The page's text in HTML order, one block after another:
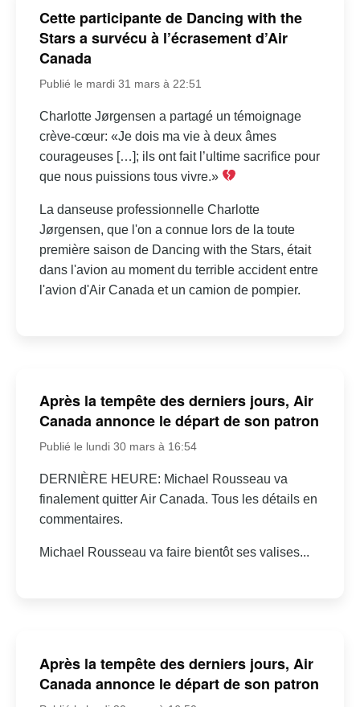
Cette participante de Dancing with the
Stars a survécu à l’écrasement d’Air
Canada
Publié le mardi 31 mars à 22:51
Charlotte Jørgensen a partagé un témoignage
crève-cœur: «Je dois ma vie à deux âmes
courageuses […]; ils ont fait l’ultime sacrifice pour
que nous puissions tous vivre.»
La danseuse professionnelle Charlotte
Jørgensen, que l'on a connue lors de la toute
première saison de Dancing with the Stars, était
dans l'avion au moment du terrible accident entre
l'avion d'Air Canada et un camion de pompier.
Après la tempête des derniers jours, Air
Canada annonce le départ de son patron
Publié le lundi 30 mars à 16:54
DERNIÈRE HEURE: Michael Rousseau va
finalement quitter Air Canada. Tous les détails en
commentaires.
Michael Rousseau va faire bientôt ses valises...
Après la tempête des derniers jours, Air
Canada annonce le départ de son patron